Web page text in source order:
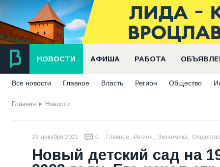
НОВОСТИ АФИША РАБОТА
Все новости Главное Власть Регион Общество
Главная Новости
29 декабря 2021 0 Главное, Регион, Экономика, Общество
Новый детский сад на